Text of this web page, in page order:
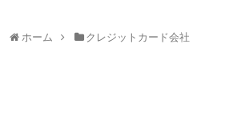
ホーム クレジットカード会社